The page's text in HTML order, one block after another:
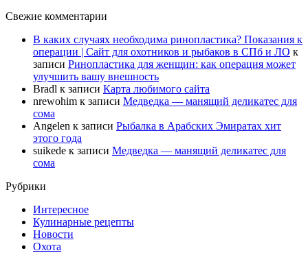
Свежие комментарии
В каких случаях необходима ринопластика? Показания к
операции | Сайт для охотников и рыбаков в СПб и ЛО к
записи Ринопластика для женщин: как операция может
улучшить вашу внешность
Bradl к записи Карта любимого сайта
nrewohim к записи Медведка — манящий деликатес для
сома
Angelen к записи Рыбалка в Арабских Эмиратах хит
этого года
suikede к записи Медведка — манящий деликатес для
сома
Рубрики
Интересное
Кулинарные рецепты
Новости
Охота